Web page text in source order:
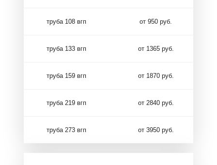
труба 108 вгп от 950 руб.
труба 133 вгп от 1365 руб.
труба 159 вгп от 1870 руб.
труба 219 вгп от 2840 руб.
труба 273 вгп от 3950 руб.